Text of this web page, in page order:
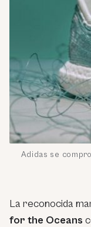
Adidas se
La reconocida
for the Oceans